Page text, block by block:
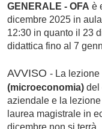
GENERALE - OFA è
dicembre 2025 in
12:30 in quanto il 23
didattica fino al 7
AVVISO - La
(microeconomia) del
aziendale e la lezione
laurea magistrale in
dicembre non si terrà